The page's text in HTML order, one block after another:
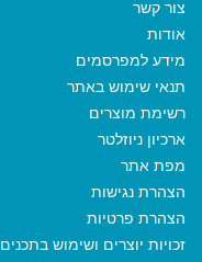
צור קשר
אודות
מידע למפרסמים
תנאי שימוש באתר
רשימת מוצרים
ארכיון ניוזלטר
מפת אתר
הצהרת נגישות
הצהרת פרטיות
זכויות יוצרים ושימוש בתכנים